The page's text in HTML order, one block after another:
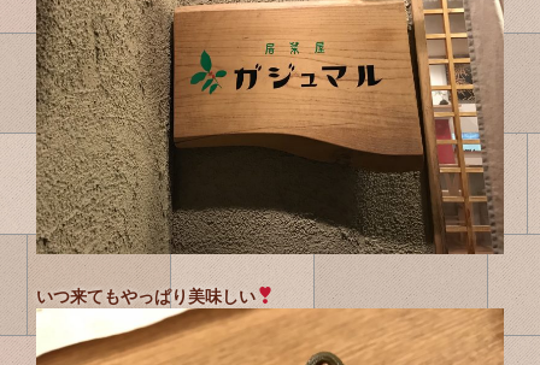
いつ来てもやっぱり美味しい